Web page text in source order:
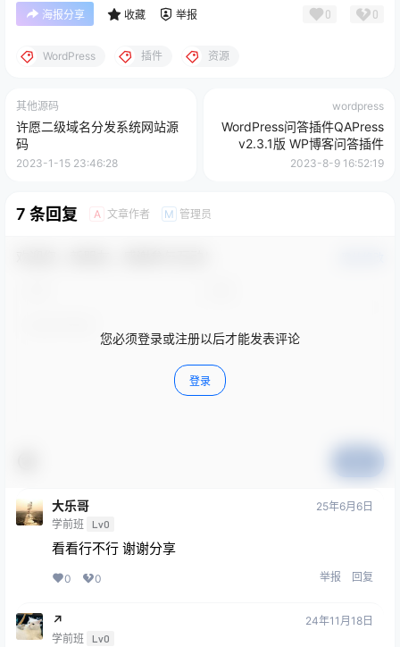
海报分享 收藏 举报 0 0
WordPress 插件 资源
其他源码
许愿二级域名分发系统网站源
码
2023-1-15 23:46:28
wordpress
WordPress问答插件QAPress
v2.3.1版 WP博客问答插件
2023-8-9 16:52:19
7 条回复 A 文章作者 M 管理员
您必须登录或注册以后才能发表评论
登录
大乐哥
学前班 Lv0
25年6月6日
看看行不行 谢谢分享
0 0 举报 回复
↗
学前班 Lv0
24年11月18日